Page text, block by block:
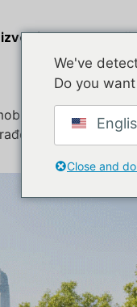
prikolica za
prema grčkim
We've
Do you
Close and